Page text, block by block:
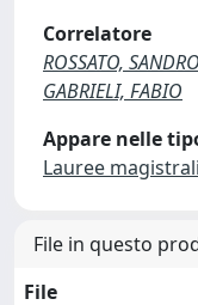
Correlatore
ROSSATO, SANDRO
GABRIELI, FABIO
Appare nelle
Lauree magistrali
File in questo
File